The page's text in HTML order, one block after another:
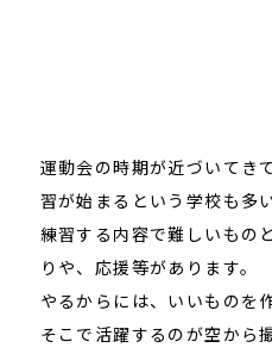
運動会の時期が近づいてき
習が始まるという学校も多
練習する内容で難しいもの
りや、応援等があります。
やるからには、いいものを
そこで活躍するのが空から